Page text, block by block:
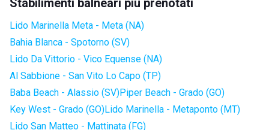
Stabilimenti balneari più prenotati
Lido Marinella Meta - Meta (NA)
Bahia Blanca - Spotorno (SV)
Lido Da Vittorio - Vico Equense (NA)
Al Sabbione - San Vito Lo Capo (TP)
Baba Beach - Alassio (SV)Piper Beach - Grado (GO)
Key West - Grado (GO)Lido Marinella - Metaponto (MT)
Lido San Matteo - Mattinata (FG)